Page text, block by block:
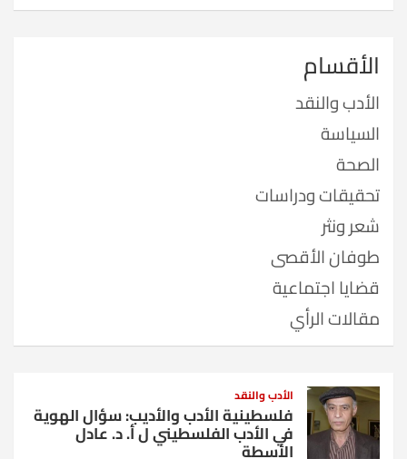
الأقسام
الأدب والنقد
السياسة
الصحة
تحقيقات ودراسات
شعر ونثر
طوفان الأقصى
قضايا اجتماعية
مقالات الرأي
الأدب والنقد
فلسطينية الأدب والأديب: سؤال الهوية
في الأدب الفلسطيني ل أ. د. عادل
الأسطة